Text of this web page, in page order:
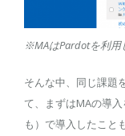
※MAはPardotを利用
そんな中、同じ課題
て、まずはMAの導
も）で導入したこと